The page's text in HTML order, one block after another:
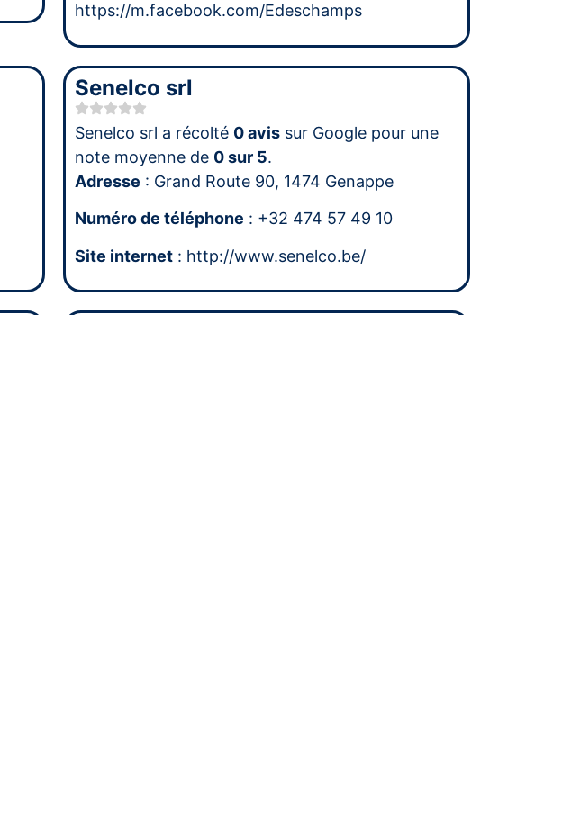
https://m.facebook.com/Edeschamps
Senelco srl
Senelco srl a récolté 0 avis sur Google pour une
note moyenne de 0 sur 5.
Adresse : Grand Route 90, 1474 Genappe
Numéro de téléphone : +32 474 57 49 10
Site internet : http://www.senelco.be/